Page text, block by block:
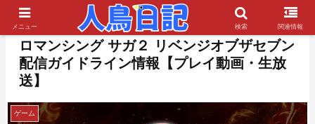
ロマンシング サガ２ リベンジオブザセブン
配信ガイドライン情報【プレイ動画・生放
送】
ゲーム
メニュー 検索 関連情報